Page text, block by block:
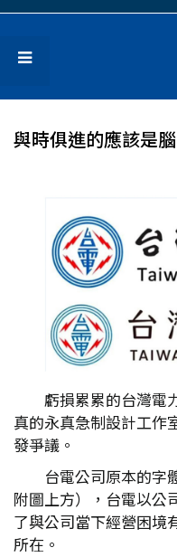
與時俱進的應該是
虧損累累的台灣電
真的永真急制設計工作
發爭議。
台電公司原本的字
附圖上方），台電以公
了與公司當下經營困境
所在。